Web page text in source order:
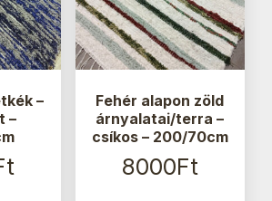
–
–
Fehér alapon zöld
árnyalatai/terra –
csíkos – 200/70cm
8000Ft